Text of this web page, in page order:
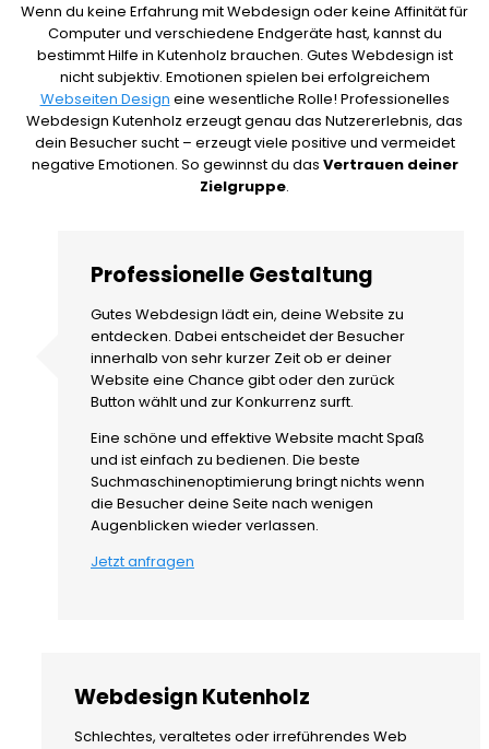
Wenn du keine Erfahrung mit Webdesign oder keine Affinität für
Computer und verschiedene Endgeräte hast, kannst du
bestimmt Hilfe in Kutenholz brauchen. Gutes Webdesign ist
nicht subjektiv. Emotionen spielen bei erfolgreichem
Webseiten Design eine wesentliche Rolle! Professionelles
Webdesign Kutenholz erzeugt genau das Nutzererlebnis, das
dein Besucher sucht – erzeugt viele positive und vermeidet
negative Emotionen. So gewinnst du das Vertrauen deiner
Zielgruppe.
Professionelle Gestaltung
Gutes Webdesign lädt ein, deine Website zu
entdecken. Dabei entscheidet der Besucher
innerhalb von sehr kurzer Zeit ob er deiner
Website eine Chance gibt oder den zurück
Button wählt und zur Konkurrenz surft.
Eine schöne und effektive Website macht Spaß
und ist einfach zu bedienen. Die beste
Suchmaschinenoptimierung bringt nichts wenn
die Besucher deine Seite nach wenigen
Augenblicken wieder verlassen.
Jetzt anfragen
Webdesign Kutenholz
Schlechtes, veraltetes oder irreführendes Web